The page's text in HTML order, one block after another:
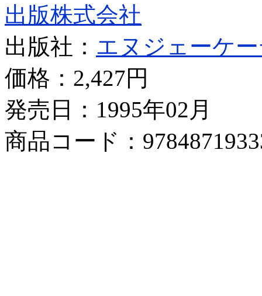
出版株式会社
出版社： エヌジェーケ
価格： 2,427円
発売日：1995年02月
商品コード：